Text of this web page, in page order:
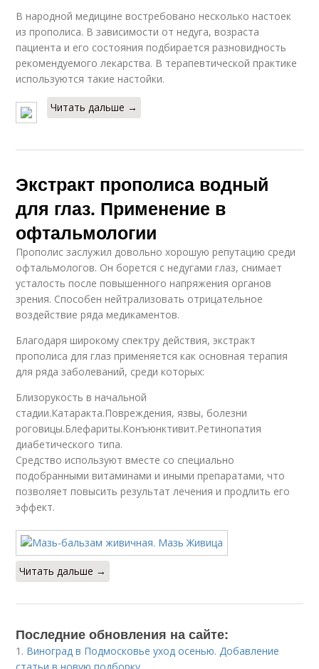
В народной медицине востребовано несколько настоек
из прополиса. В зависимости от недуга, возраста
пациента и его состояния подбирается разновидность
рекомендуемого лекарства. В терапевтической практике
используются такие настойки.
Читать дальше →
Экстракт прополиса водный
для глаз. Применение в
офтальмологии
Прополис заслужил довольно хорошую репутацию среди
офтальмологов. Он борется с недугами глаз, снимает
усталость после повышенного напряжения органов
зрения. Способен нейтрализовать отрицательное
воздействие ряда медикаментов.
Благодаря широкому спектру действия, экстракт
прополиса для глаз применяется как основная терапия
для ряда заболеваний, среди которых:
Близорукость в начальной
стадии.Катаракта.Повреждения, язвы, болезни
роговицы.Блефариты.Конъюнктивит.Ретинопатия
диабетического типа.
Средство используют вместе со специально
подобранными витаминами и иными препаратами, что
позволяет повысить результат лечения и продлить его
эффект.
Читать дальше →
Последние обновления на сайте:
1. Виноград в Подмосковье уход осенью. Добавление